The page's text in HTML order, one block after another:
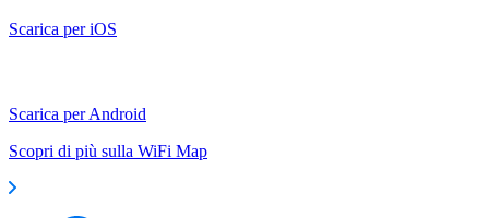
Scarica per iOS
Scarica per Android
Scopri di più sulla WiFi Map